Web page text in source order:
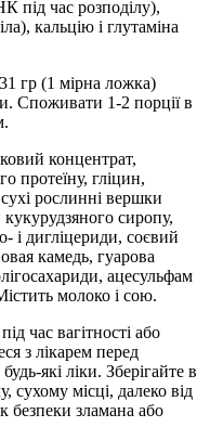
під час розподілу),
кальцію і глутаміна
гр (1 мірна ложка)
Споживати 1-2 порції в
концентрат,
протеїну, гліцин,
рослинні вершки
сиропу,
і дигліцериди, соєвий
камедь, гуарова
ацесульфам
молоко і сою.
час вагітності або
з лікарем перед
які ліки. Зберігайте в
сухому місці, далеко від
безпеки зламана або